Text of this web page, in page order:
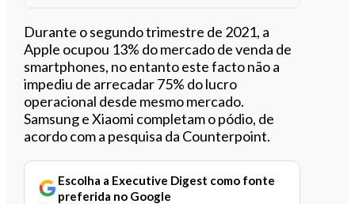
Ouvir este artigo
Durante o segundo trimestre de 2021, a
Apple ocupou 13% do mercado de venda de
smartphones, no entanto este facto não a
impediu de arrecadar 75% do lucro
operacional desde mesmo mercado.
Samsung e Xiaomi completam o pódio, de
acordo com a pesquisa da Counterpoint.
Escolha a Executive Digest como fonte
preferida no Google